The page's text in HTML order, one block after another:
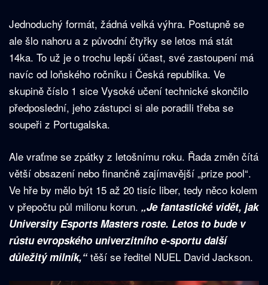
Jednoduchý formát, žádná velká výhra. Postupně se
ale šlo nahoru a z původní čtyřky se letos má stát
14ka. To už je o trochu lepší účast, své zastoupení má
navíc od loňského ročníku i Česká republika. Ve
skupině číslo 1 sice Vysoké učení technické skončilo
předposlední, jeho zástupci si ale poradili třeba se
soupeři z Portugalska.
Ale vraťme se zpátky z letošnímu roku. Řada změn čítá
větší obsazení nebo finančně zajímavější „prize pool“.
Ve hře by mělo být 15 až 20 tisíc liber, tedy něco kolem
v přepočtu půl milionu korun. „Je fantastické vidět, jak
University Esports Masters roste. Letos to bude v
růstu evropského univerzitního e-sportu další
důležitý milník,“těší se ředitel NUEL David Jackson.